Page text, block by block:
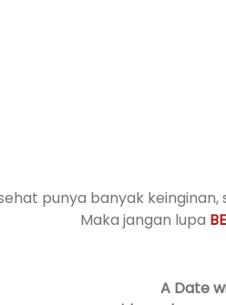
punya banyak
Maka jangan lupa
A Date